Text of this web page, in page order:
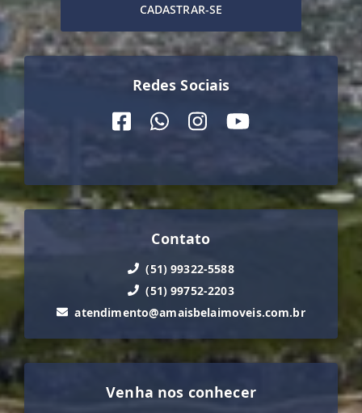
CADASTRAR-SE
Redes Sociais
Contato
(51) 99322-5588
(51) 99752-2203
atendimento@amaisbelaimoveis.com.br
Venha nos conhecer